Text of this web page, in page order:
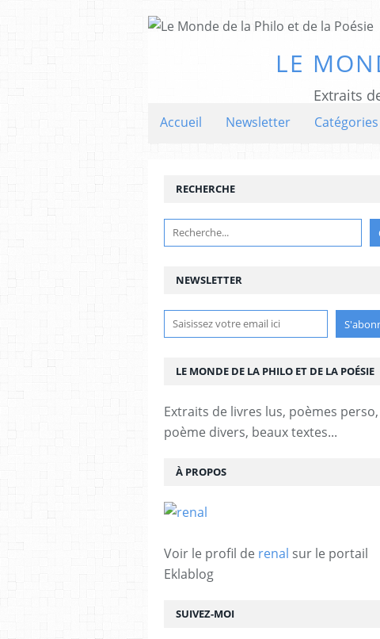
LE
Extraits
Accueil Newsletter Catégories
NEWSLETTER
SUIVEZ-MOI
RECHERCHE
LE MONDE DE LA PHILO ET DE LA POÉSIE
Extraits de livres lus, poèmes perso,
poème divers, beaux textes...
À PROPOS
Voir le profil de renal sur le portail
Eklablog